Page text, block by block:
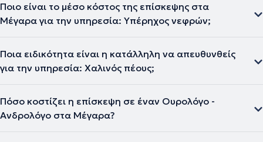
Ποιο είναι το μέσο κόστος της επίσκεψης στα
Μέγαρα για την υπηρεσία: Υπέρηχος νεφρών;
Ποια ειδικότητα είναι η κατάλληλη να απευθυνθείς
για την υπηρεσία: Χαλινός πέους;
Πόσο κοστίζει η επίσκεψη σε έναν Ουρολόγο -
Ανδρολόγο στα Μέγαρα?